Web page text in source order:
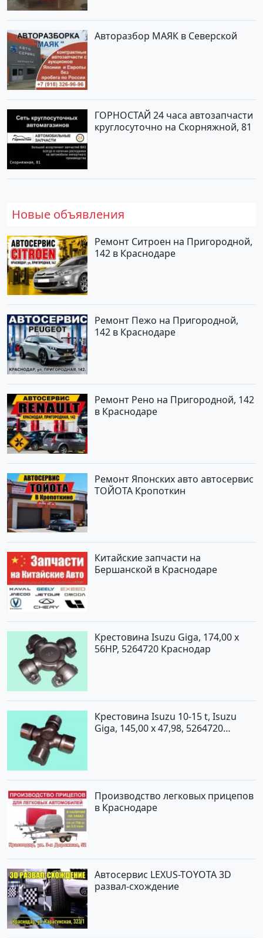
Авторазбор МАЯК в Северской
ГОРНОСТАЙ 24 часа автозапчасти
круглосуточно на Скорняжной, 81
Новые объявления
Ремонт Ситроен на Пригородной,
142 в Краснодаре
Ремонт Пежо на Пригородной,
142 в Краснодаре
Ремонт Рено на Пригородной, 142
в Краснодаре
Ремонт Японских авто автосервис
ТОЙОТА Кропоткин
Китайские запчасти на
Бершанской в Краснодаре
Крестовина Isuzu Giga, 174,00 x
56HP, 5264720 Краснодар
Крестовина Isuzu 10-15 t, Isuzu
Giga, 145,00 x 47,98, 5264720
Производство легковых прицепов
в Краснодаре
Автосервис LEXUS-TOYOTA 3D
развал-схождение